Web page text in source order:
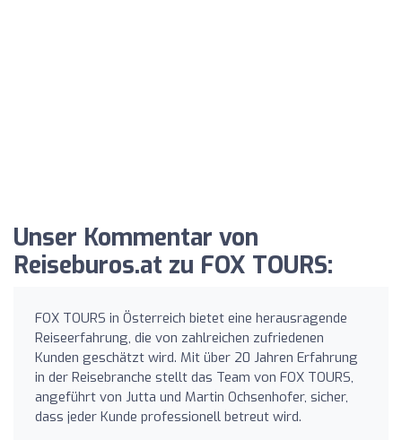
Unser Kommentar von
Reiseburos.at zu FOX TOURS:
FOX TOURS in Österreich bietet eine herausragende
Reiseerfahrung, die von zahlreichen zufriedenen
Kunden geschätzt wird. Mit über 20 Jahren Erfahrung
in der Reisebranche stellt das Team von FOX TOURS,
angeführt von Jutta und Martin Ochsenhofer, sicher,
dass jeder Kunde professionell betreut wird.